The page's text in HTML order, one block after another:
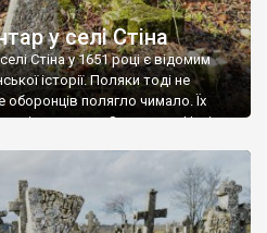
у селі Стіна
Стіна у 1651 році є відомим
історії. Поляки тоді не
оборонців полягло чимало. Їх
називався Замковим. Нині на
є такі, де епітафії стер […]